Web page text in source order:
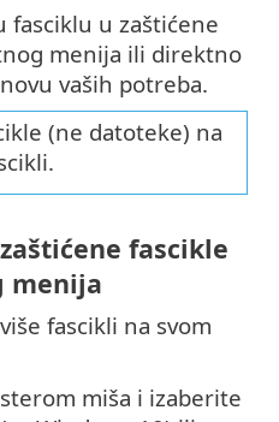
fasciklu u zaštićene
menija ili direktno
vaših potreba.
(ne datoteke) na
fascikle
menija
fascikli na svom
miša i izaberite